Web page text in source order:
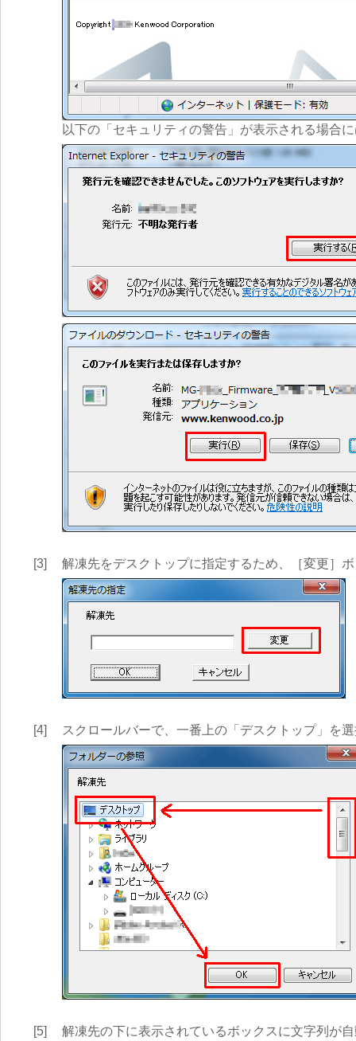
以下の「セキュリティの警告」が表示される場合
[3] 解凍先をデスクトップに指定するため、［変更］
[4] スクロールバーで、一番上の「デスクトップ」を
[5] 解凍先の下に表示されているボックスに文字列が